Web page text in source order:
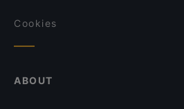
Cookies
ABOUT